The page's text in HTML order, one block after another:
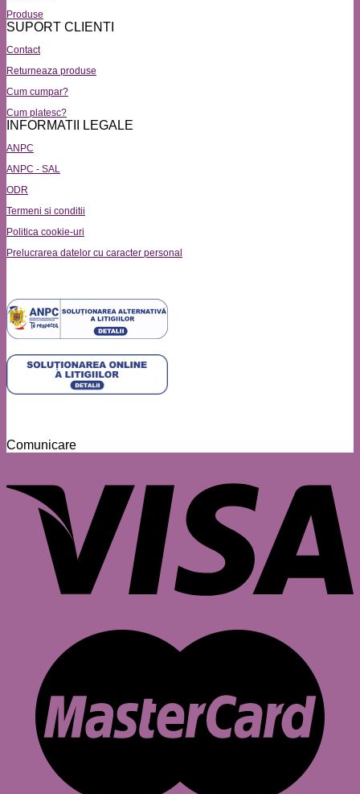
Produse
SUPORT CLIENTI
Contact
Returneaza produse
Cum cumpar?
Cum platesc?
INFORMATII LEGALE
ANPC
ANPC - SAL
ODR
Termeni si conditii
Politica cookie-uri
Prelucrarea datelor cu caracter personal
Comunicare